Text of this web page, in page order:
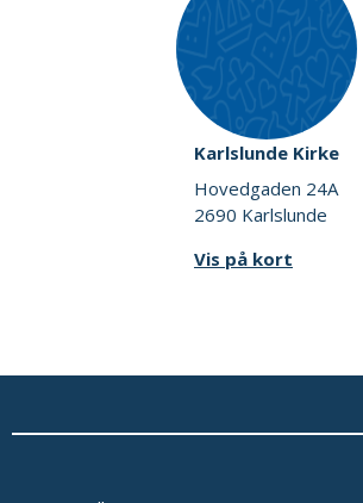
Karlslunde Kirke
Hovedgaden 24A
2690 Karlslunde
Vis på kort